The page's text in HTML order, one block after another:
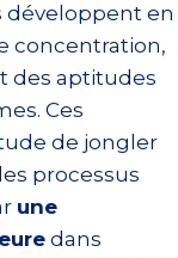
développent en
concentration,
des aptitudes
Ces
de jongler
processus
une
dans